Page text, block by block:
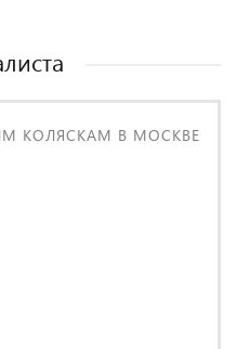
КОЛЯСКАМ В МОСКВЕ